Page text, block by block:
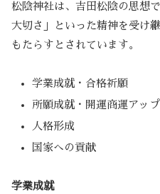
松陰神社は、吉田松陰の思想
大切さ」といった精神を受け
もたらすとされています。
学業成就・合格祈願
所願成就・開運商運アップ
人格形成
国家への貢献
学業成就